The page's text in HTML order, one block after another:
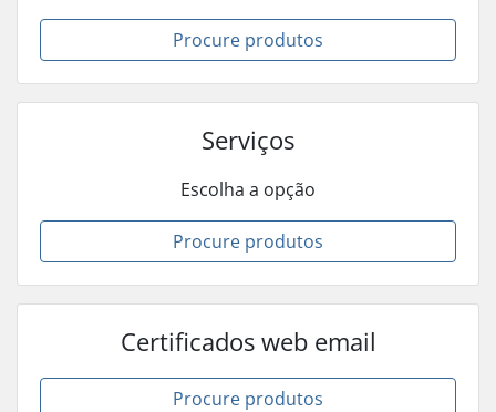
Procure produtos
Serviços
Escolha a opção
Procure produtos
Certificados web email
Procure produtos